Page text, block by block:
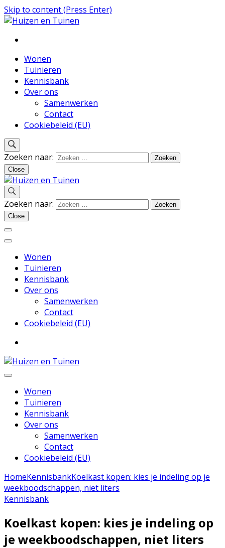
Skip to content (Press Enter)
Huizen en Tuinen
Inspiratie voor wonen en tuinieren
Wonen
Tuinieren
Kennisbank
Over ons
Samenwerken
Contact
Cookiebeleid (EU)
Zoeken naar:
Close
Huizen en Tuinen
Inspiratie voor wonen en tuinieren
Zoeken naar:
Close
Wonen
Tuinieren
Kennisbank
Over ons
Samenwerken
Contact
Cookiebeleid (EU)
Huizen en Tuinen
Inspiratie voor wonen en tuinieren
Wonen
Tuinieren
Kennisbank
Over ons
Samenwerken
Contact
Cookiebeleid (EU)
HomeKennisbankKoelkast kopen: kies je indeling op je
weekboodschappen, niet liters
Kennisbank
Koelkast kopen: kies je indeling op
je weekboodschappen, niet liters